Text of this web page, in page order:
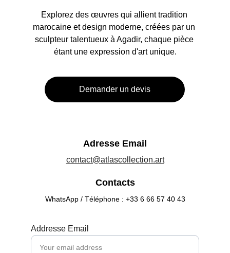
Explorez des œuvres qui allient tradition
marocaine et design moderne, créées par un
sculpteur talentueux à Agadir, chaque pièce
étant une expression d'art unique.
Demander un devis
Adresse Email
contact@atlascollection.art
Contacts
WhatsApp / Téléphone : +33 6 66 57 40 43
Addresse Email